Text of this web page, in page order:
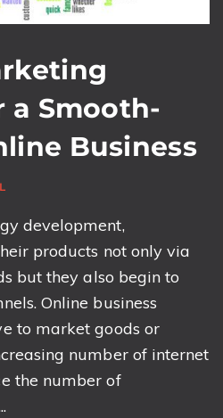
a Smooth-
Business
development,
products not only via
but they also begin to
Online business
to market goods or
number of internet
the number of